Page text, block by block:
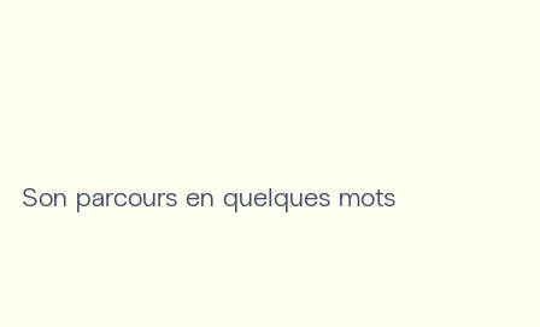
Son parcours en quelques mots